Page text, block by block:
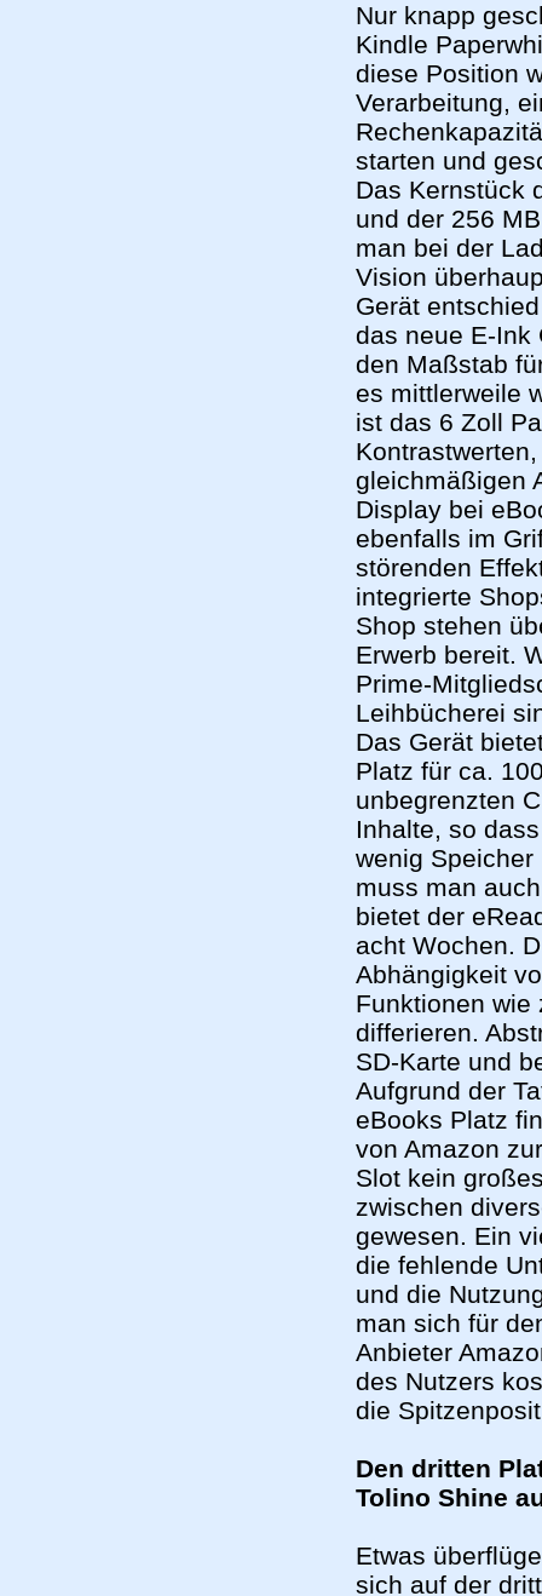
Nur knapp
Kindle
diese Position
Verarbeitung,
starten und
Das Kernstück
und der 256
man bei der
Vision
Gerät
das neue E-Ink
den Maßstab
es mittlerweile
ist das 6 Zoll
gleichmäßigen
Display bei
ebenfalls im
störenden
integrierte
Shop stehen
Erwerb bereit.
Prime-
Leihbücherei
Das Gerät
Platz für ca.
unbegrenzten
Inhalte, so
wenig
muss man
bietet der
acht Wochen.
Abhängigkeit
Funktionen wie
differieren.
SD-Karte und
Aufgrund der
eBooks Platz
von Amazon
Slot kein
zwischen
gewesen. Ein
die fehlende
und die
man sich für
Anbieter
des Nutzers
die
Den dritten
Tolino Shine
Etwas
sich auf der